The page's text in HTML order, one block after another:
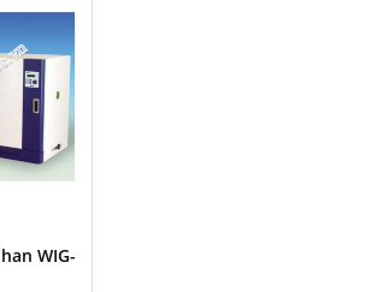
WIG-